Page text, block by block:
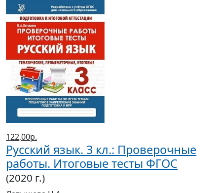
122,00р.
Русский язык. 3 кл.: Проверочные
работы. Итоговые тесты ФГОС
(2020 г.)